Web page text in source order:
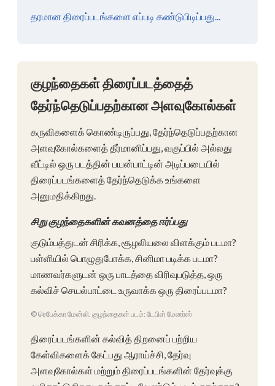
தரமான திரைப்படங்களை எப்படி கண்டுபிடிப்பது...
குழந்தைகள் திரைப்படத்தைத்
தேர்ந்தெடுப்பதற்கான அளவுகோல்கள்
கருவிகளைக் கொண்டிருப்பது, தேர்ந்தெடுப்பதற்கான
அளவுகோல்களைத் தீர்மானிப்பது, வகுப்பில் அல்லது
வீட்டில் ஒரு படத்தின் பயன்பாட்டின் அடிப்படையில்
திரைப்படங்களைத் தேர்ந்தெடுக்க உங்களை
அனுமதிக்கிறது.
சிறு குழந்தைகளின் கவனத்தை ஈர்ப்பது
குடும்பத்துடன் சிரிக்க, சூழலியலை விளக்கும் படமா?
பள்ளியில் பொழுதுபோக்க, சினிமா படிக்க படமா?
மாணவர்களுடன் ஒரு பாடத்தை விரிவுபடுத்த, ஒரு
கல்விச் செயல்பாட்டை உருவாக்க ஒரு திரைப்படமா?
© ரெபேக்கா மேன்லி. குழந்தைகள் படம்: டேபிள் மேனர்ஸ்
திரைப்படங்களின் கல்வித் திறனைப் பற்றிய
கேள்விகளைக் கேட்பது ஆராய்ச்சி, தேர்வு
அளவுகோல்கள் மற்றும் திரைப்படங்களின் தேர்வுக்கு